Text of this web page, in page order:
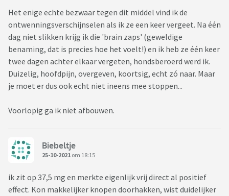
Het enige echte bezwaar tegen dit middel vind ik de
ontwenningsverschijnselen als ik ze een keer vergeet. Na één
dag niet slikken krijg ik die 'brain zaps' (geweldige
benaming, dat is precies hoe het voelt!) en ik heb ze één keer
twee dagen achter elkaar vergeten, hondsberoerd werd ik.
Duizelig, hoofdpijn, overgeven, koortsig, echt zó naar. Maar
je moet er dus ook echt niet ineens mee stoppen...
Voorlopig ga ik niet afbouwen.
Biebeltje
25-10-2021 om 18:15
ik zit op 37,5 mg en merkte eigenlijk vrij direct al positief
effect. Kon makkelijker knopen doorhakken, wist duidelijker